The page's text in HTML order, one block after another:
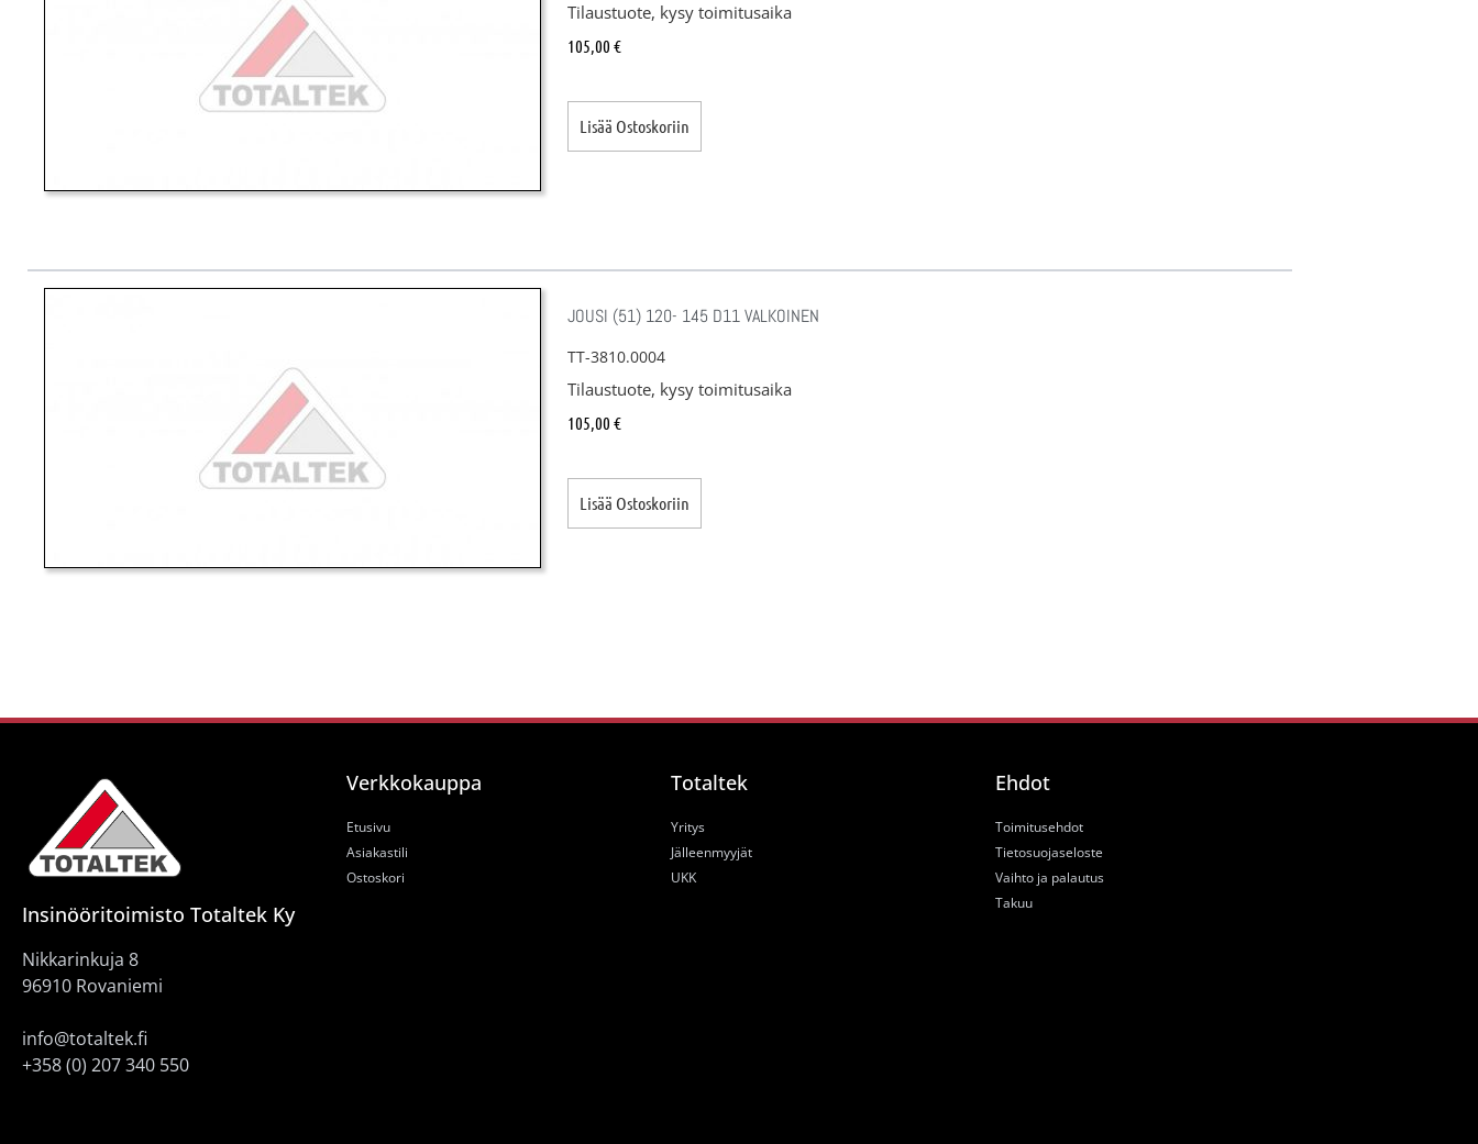
Tilaustuote, kysy toimitusaika
105,00 €
Lisää Ostoskoriin
JOUSI (51) 120- 145 D11 VALKOINEN
TT-3810.0004
Tilaustuote, kysy toimitusaika
105,00 €
Lisää Ostoskoriin
Insinööritoimisto Totaltek Ky
Nikkarinkuja 8
96910 Rovaniemi
info@totaltek.fi
+358 (0) 207 340 550
Verkkokauppa
Etusivu
Asiakastili
Ostoskori
Totaltek
Yritys
Jälleenmyyjät
UKK
Ehdot
Toimitusehdot
Tietosuojaseloste
Vaihto ja palautus
Takuu